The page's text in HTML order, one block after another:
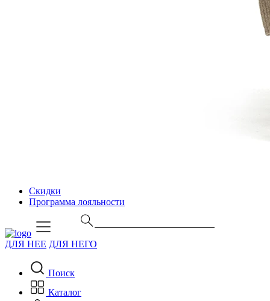
Скидки
Программа лояльности
ДЛЯ НЕЕ ДЛЯ НЕГО
Поиск
Каталог